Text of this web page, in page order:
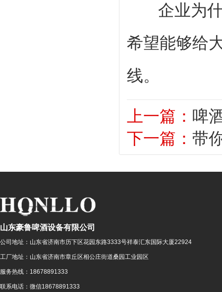
企业为什
希望能够给
线。
上一篇： 啤
下一篇： 带
山东豪鲁啤酒设备有限公司
公司地址： 山东省济南市历下区花园东路3333号祥泰汇东国际大厦22924
工厂地址： 山东省济南市章丘区相公庄街道桑园工业园区
服务热线： 18678891333
联系电话： 微信18678891333